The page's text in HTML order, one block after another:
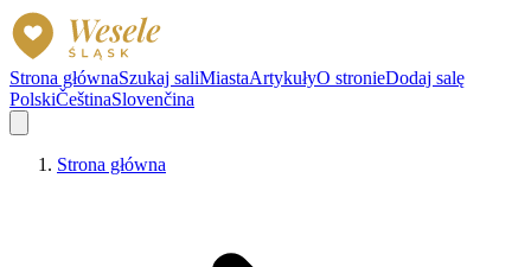
Strona głównaSzukaj saliMiastaArtykułyO stronieDodaj salę
PolskiČeštinaSlovenčina
Strona główna